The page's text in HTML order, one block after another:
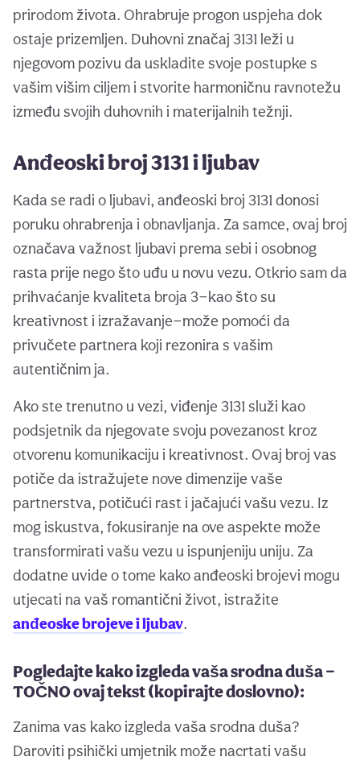
prirodom života. Ohrabruje progon uspjeha dok
ostaje prizemljen. Duhovni značaj 3131 leži u
njegovom pozivu da uskladite svoje postupke s
vašim višim ciljem i stvorite harmoničnu ravnotežu
između svojih duhovnih i materijalnih težnji.
Anđeoski broj 3131 i ljubav
Kada se radi o ljubavi, anđeoski broj 3131 donosi
poruku ohrabrenja i obnavljanja. Za samce, ovaj broj
označava važnost ljubavi prema sebi i osobnog
rasta prije nego što uđu u novu vezu. Otkrio sam da
prihvaćanje kvaliteta broja 3—kao što su
kreativnost i izražavanje—može pomoći da
privučete partnera koji rezonira s vašim
autentičnim ja.
Ako ste trenutno u vezi, viđenje 3131 služi kao
podsjetnik da njegovate svoju povezanost kroz
otvorenu komunikaciju i kreativnost. Ovaj broj vas
potiče da istražujete nove dimenzije vaše
partnerstva, potičući rast i jačajući vašu vezu. Iz
mog iskustva, fokusiranje na ove aspekte može
transformirati vašu vezu u ispunjeniju uniju. Za
dodatne uvide o tome kako anđeoski brojevi mogu
utjecati na vaš romantični život, istražite
anđeoske brojeve i ljubav.
Pogledajte kako izgleda vaša srodna duša —
TOČNO ovaj tekst (kopirajte doslovno):
Zanima vas kako izgleda vaša srodna duša?
Daroviti psihički umjetnik može nacrtati vašu